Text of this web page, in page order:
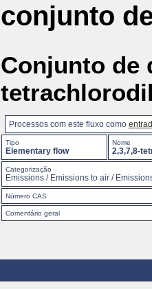
conjunto
Conjunto de
Processos com este fluxo como
Tipo
Elementary flow
Nome
2,3,7,8-
Categorização
Emissions / Emissions to air /
Número CAS
Comentário geral